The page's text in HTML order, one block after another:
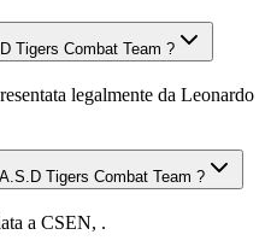
Tigers Combat Team ?
legalmente da Leonardo
Tigers Combat Team ?
a CSEN, .